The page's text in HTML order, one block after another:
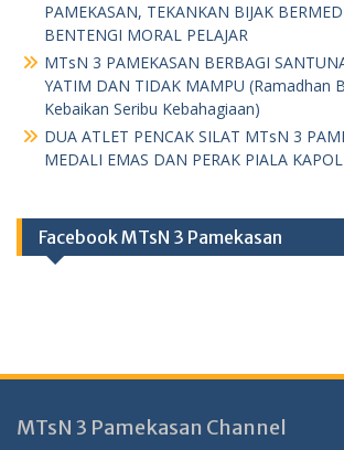
PAMEKASAN, TEKANKAN BIJAK
BENTENGI MORAL PELAJAR
MTsN 3 PAMEKASAN BERBAGI
YATIM DAN TIDAK MAMPU (Ramadhan
Kebaikan Seribu Kebahagiaan)
DUA ATLET PENCAK SILAT MTsN 3
MEDALI EMAS DAN PERAK PIALA
Facebook MTsN 3 Pamekasan
MTsN 3 Pamekasan Channel